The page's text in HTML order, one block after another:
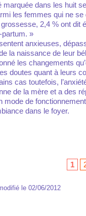
marquée dans les huit
les femmes qui ne
2,4 % ont dit
partum. »
anxieuses,
la naissance de leur
les changements
doutes quant à leurs
cas toutefois,
de la mère et a des
mode de
dans le foyer.
1
le 02/06/2012